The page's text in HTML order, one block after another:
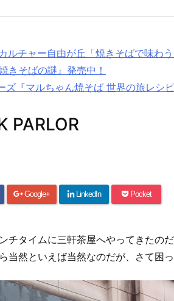
ルチャー自由が丘「焼きそばで味わ
きそばの謎』発売中！
ズ『マルちゃん焼そば 世界の旅レシ
PARLOR
Google+ LinkedIn Pocket
チタイムに三軒茶屋へやってきたの
当然といえば当然なのだが、さて困